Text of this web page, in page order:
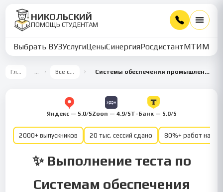
НИКОЛЬСКИЙ
ПОМОЩЬ СТУДЕНТАМ
Выбрать ВУЗУслугиЦеныСинергияРосдистантМТИММУ
Главная … Все семестры Системы обеспечения промышленной безопасности 6 семестр
Яндекс — 5.0/5Zoon — 4.9/5Т-Банк — 5.0/5
2000+ выпускников 20 тыс. сессий сдано 80%+ работ на
✨ Выполнение теста по
Системам обеспечения